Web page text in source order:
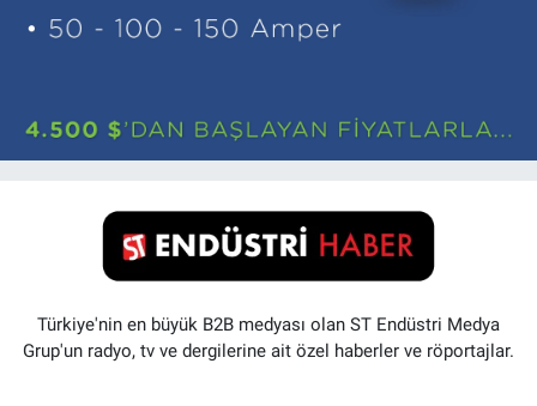
Türkiye'nin en büyük B2B medyası olan ST Endüstri Medya
Grup'un radyo, tv ve dergilerine ait özel haberler ve röportajlar.